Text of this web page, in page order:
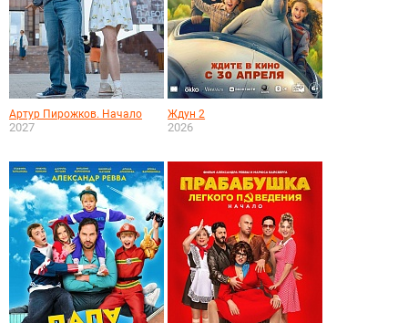
Артур Пирожков. Начало
2027
Ждун 2
2026